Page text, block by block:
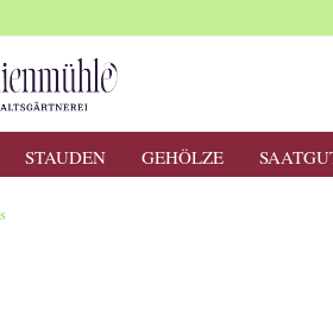
STAUDEN GEHÖLZE